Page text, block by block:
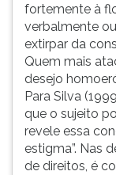
fortemente à
verbalmente
extirpar da
Quem mais
desejo
Para Silva
que o sujeito
revele essa
estigma”. Nas
de direitos, é